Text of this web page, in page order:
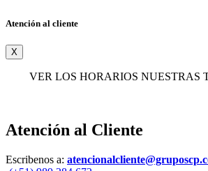
Atención al cliente
X
VER LOS HORARIOS NUESTRAS
Atención al Cliente
Escribenos a: